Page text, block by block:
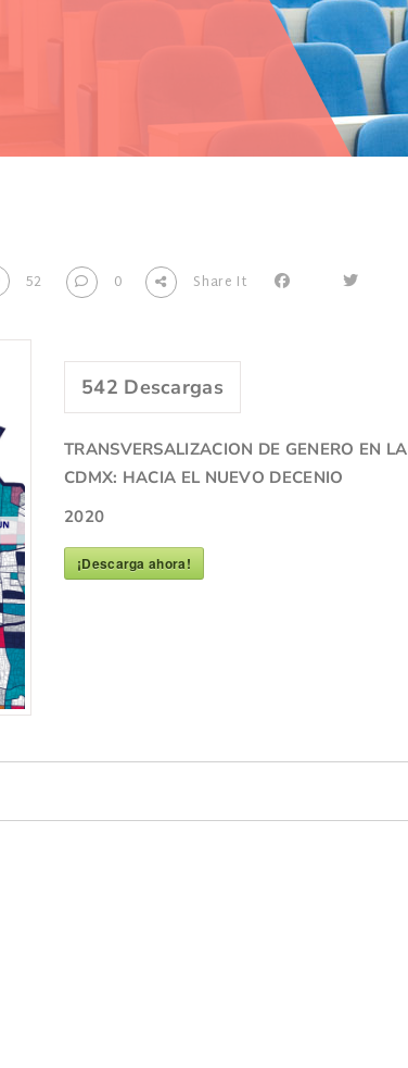
52 0 Share It
542 Descargas
TRANSVERSALIZACION DE GENERO EN LA
CDMX: HACIA EL NUEVO DECENIO
2020
¡Descarga ahora!